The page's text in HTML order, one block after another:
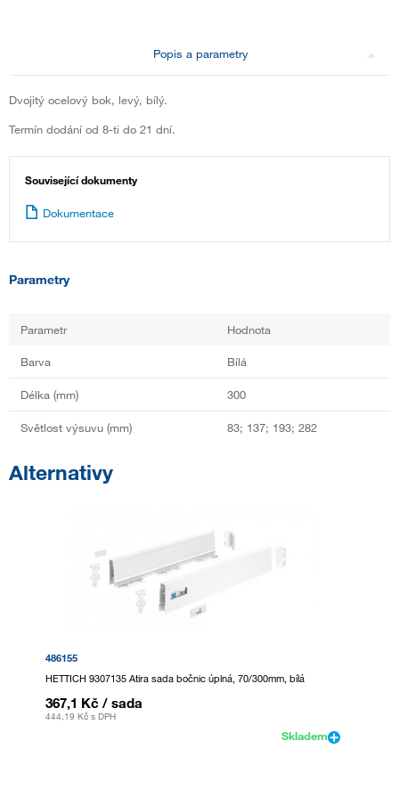
Popis a parametry
Dvojitý ocelový bok, levý, bílý.
Termín dodání od 8-ti do 21 dní.
Související dokumenty
Dokumentace
Parametry
Parametr Hodnota
Barva Bílá
Délka (mm) 300
Světlost výsuvu (mm) 83; 137; 193; 282
Alternativy
486155
HETTICH 9307135 Atira sada bočnic úplná, 70/300mm, bílá
367,1 Kč / sada
444,19 Kč s DPH
Skladem